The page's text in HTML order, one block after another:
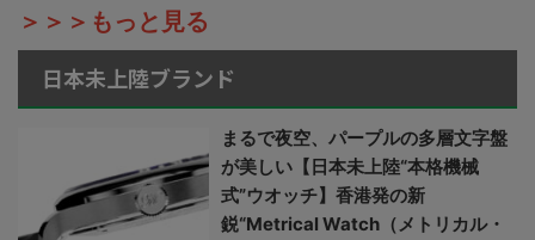
＞＞＞もっと見る
日本未上陸ブランド
まるで夜空、パープルの多層文字盤
が美しい【日本未上陸“本格機械
式”ウオッチ】香港発の新
鋭“Metrical Watch（メトリカル・